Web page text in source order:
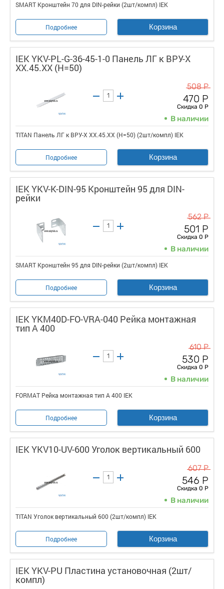
SMART Кронштейн 70 для DIN-рейки (2шт/компл) IEK
Подробнее Корзина
IEK YKV-PL-G-36-45-1-0 Панель ЛГ к ВРУ-Х
ХХ.45.ХХ (H=50)
508 Р
470 Р
Скидка 0 Р
В наличии
TITAN Панель ЛГ к ВРУ-Х ХХ.45.ХХ (H=50) (2шт/компл) IEK
Подробнее Корзина
IEK YKV-K-DIN-95 Кронштейн 95 для DIN-
рейки
562 Р
501 Р
Скидка 0 Р
В наличии
SMART Кронштейн 95 для DIN-рейки (2шт/компл) IEK
Подробнее Корзина
IEK YKM40D-FO-VRA-040 Рейка монтажная
тип А 400
610 Р
530 Р
Скидка 0 Р
В наличии
FORMAT Рейка монтажная тип А 400 IEK
Подробнее Корзина
IEK YKV10-UV-600 Уголок вертикальный 600
607 Р
546 Р
Скидка 0 Р
В наличии
TITAN Уголок вертикальный 600 (2шт/компл) IEK
Подробнее Корзина
IEK YKV-PU Пластина установочная (2шт/
компл)